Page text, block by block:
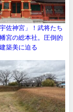
佐神宮」！武将たち
宮の総本社。圧倒的
築美に迫る